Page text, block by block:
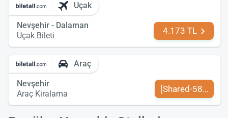
Uçak
Nevşehir - Dalaman
Uçak Bileti
4.173 TL
Araç
Nevşehir
Araç Kiralama
[Shared-589-tr-